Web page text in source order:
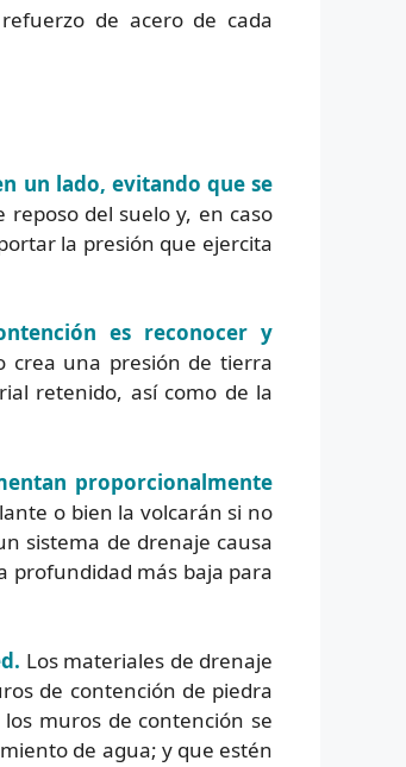
de acero de cada
un lado, evitando que se
del suelo y, en caso
la presión que ejercita
es reconocer y
crea una presión de tierra
retenido, así como de la
proporcionalmente
o bien la volcarán si no
sistema de drenaje causa
profundidad más baja para
Los materiales de drenaje
de contención de piedra
muros de contención se
de agua; y que estén